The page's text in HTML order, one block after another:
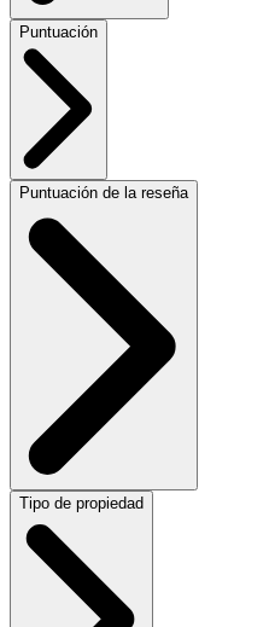
Puntuación
Puntuación de la reseña
Tipo de propiedad